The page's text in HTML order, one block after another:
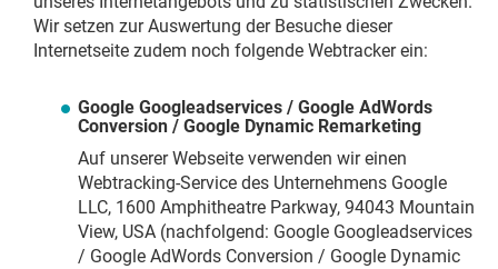
Wir setzen zur Auswertung der Besuche dieser
Internetseite zudem noch folgende Webtracker ein:
Google Googleadservices / Google AdWords
Conversion / Google Dynamic Remarketing
Auf unserer Webseite verwenden wir einen
Webtracking-Service des Unternehmens Google
LLC, 1600 Amphitheatre Parkway, 94043 Mountain
View, USA (nachfolgend: Google Googleadservices
/ Google AdWords Conversion / Google Dynamic